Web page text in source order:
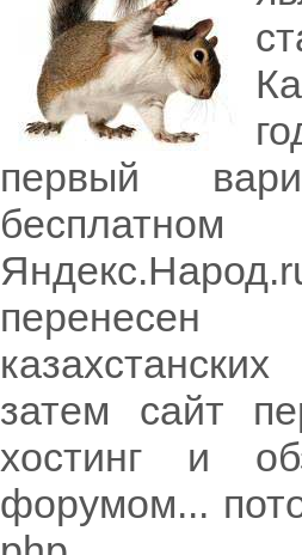
первый
затем сайт
хостинг и
форумом...